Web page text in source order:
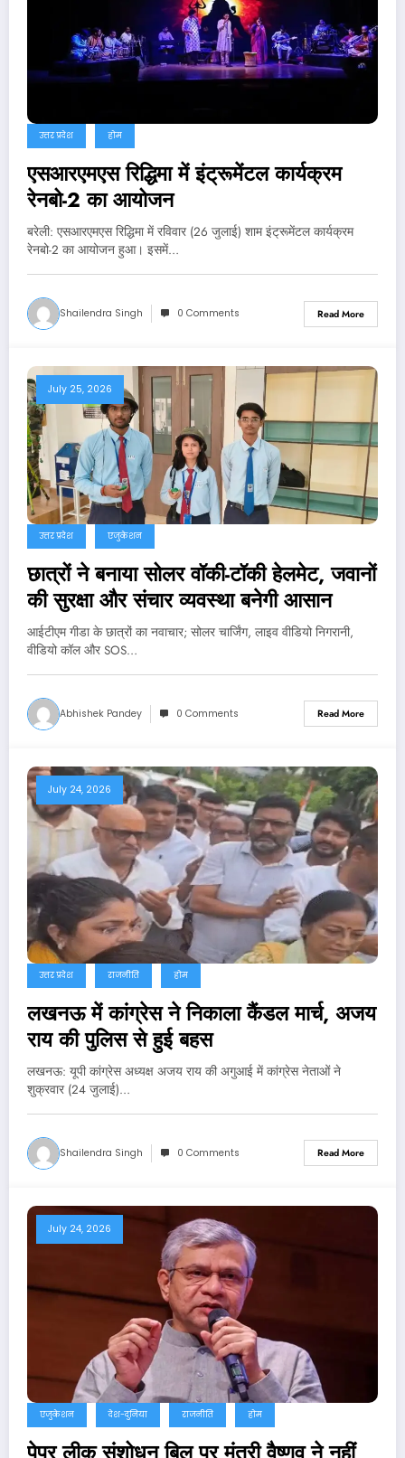
उत्तर प्रदेश होम
एसआरएमएस रिद्धिमा में इंट्रूमेंटल कार्यक्रम
रेनबो-2 का आयोजन
बरेली: एसआरएमएस रिद्धिमा में रविवार (26 जुलाई) शाम इंट्रूमेंटल कार्यक्रम
रेनबो-2 का आयोजन हुआ। इसमें…
Shailendra Singh 0 Comments Read More
July 25, 2026
उत्तर प्रदेश एजुकेशन
छात्रों ने बनाया सोलर वॉकी-टॉकी हेलमेट, जवानों
की सुरक्षा और संचार व्यवस्था बनेगी आसान
आईटीएम गीडा के छात्रों का नवाचार; सोलर चार्जिंग, लाइव वीडियो निगरानी,
वीडियो कॉल और SOS…
Abhishek Pandey 0 Comments Read More
July 24, 2026
उत्तर प्रदेश राजनीति होम
लखनऊ में कांग्रेस ने निकाला कैंडल मार्च, अजय
राय की पुलिस से हुई बहस
लखनऊ: यूपी कांग्रेस अध्यक्ष अजय राय की अगुआई में कांग्रेस नेताओं ने
शुक्रवार (24 जुलाई)…
Shailendra Singh 0 Comments Read More
July 24, 2026
एजुकेशन देश-दुनिया राजनीति होम